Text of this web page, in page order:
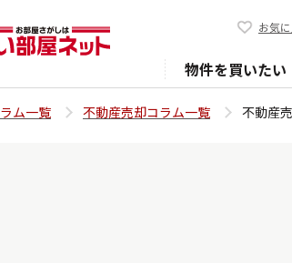
お気
物件を買いたい
ム一覧 不動産売却コラム一覧 不動産